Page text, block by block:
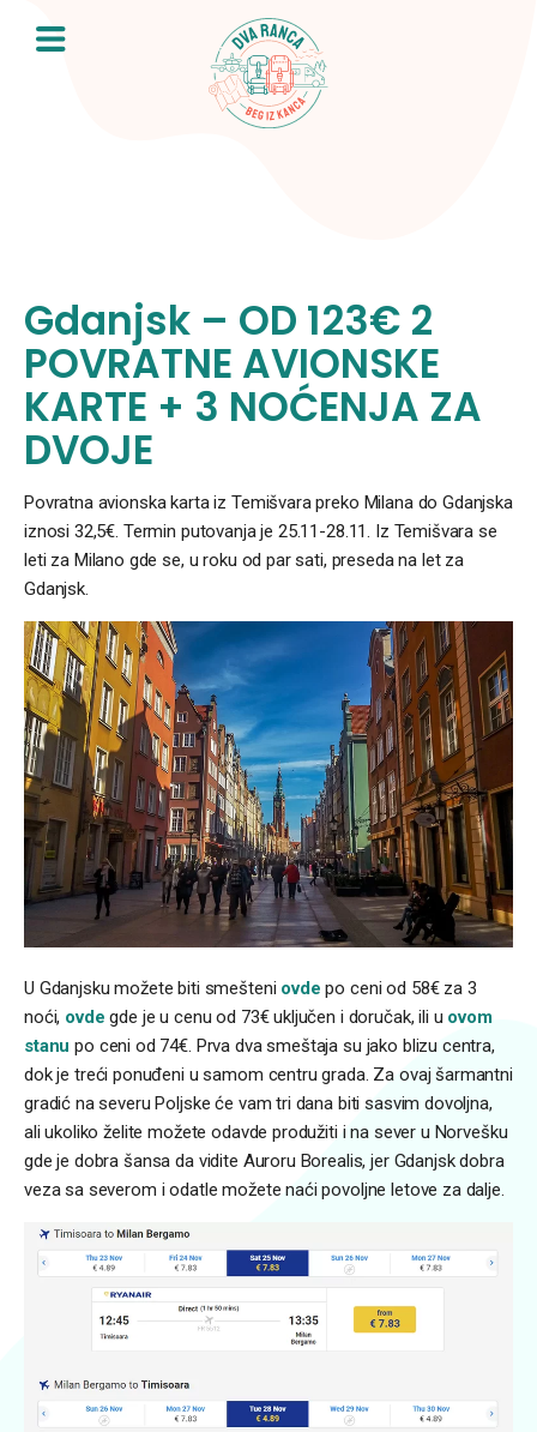
content
Gdanjsk – OD 123€ 2
POVRATNE AVIONSKE
KARTE + 3 NOĆENJA ZA
DVOJE
Povratna avionska karta iz Temišvara preko Milana do Gdanjska
iznosi 32,5€. Termin putovanja je 25.11-28.11. Iz Temišvara se
leti za Milano gde se, u roku od par sati, preseda na let za
Gdanjsk.
U Gdanjsku možete biti smešteni ovde po ceni od 58€ za 3
noći, ovde gde je u cenu od 73€ uključen i doručak, ili u ovom
stanupo ceni od 74€. Prva dva smeštaja su jako blizu centra,
dok je treći ponuđeni u samom centru grada. Za ovaj šarmantni
gradić na severu Poljske će vam tri dana biti sasvim dovoljna,
ali ukoliko želite možete odavde produžiti i na sever u Norvešku
gde je dobra šansa da vidite Auroru Borealis, jer Gdanjsk dobra
veza sa severom i odatle možete naći povoljne letove za dalje.